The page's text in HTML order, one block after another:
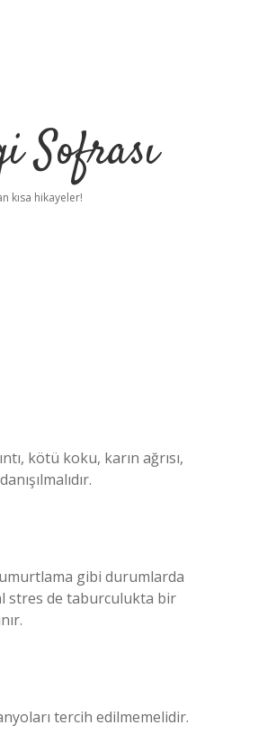
Sofrası
kısa hikayeler!
kötü koku, karın ağrısı,
gibi durumlarda
stres de taburculukta bir
tercih edilmemelidir.